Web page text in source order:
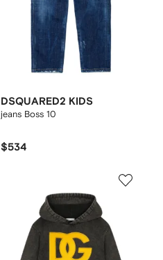
DSQUARED2 KIDS
jeans Boss 10
$534